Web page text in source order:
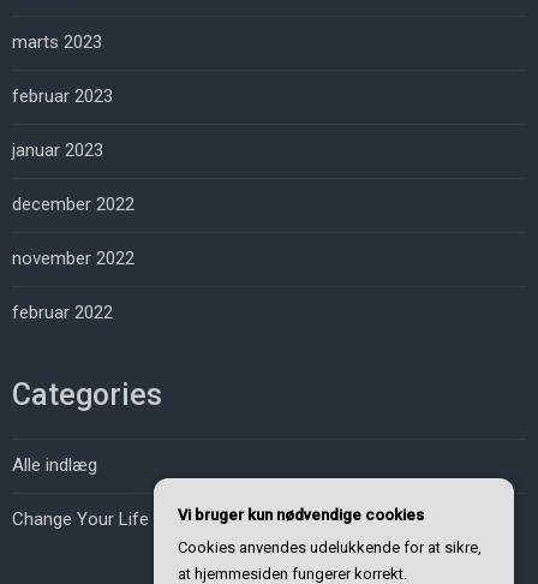
marts 2023
februar 2023
januar 2023
december 2022
november 2022
februar 2022
Categories
Alle indlæg
Change Your Life
Vi bruger kun nødvendige cookies
Cookies anvendes udelukkende for at sikre,
at hjemmesiden fungerer korrekt.